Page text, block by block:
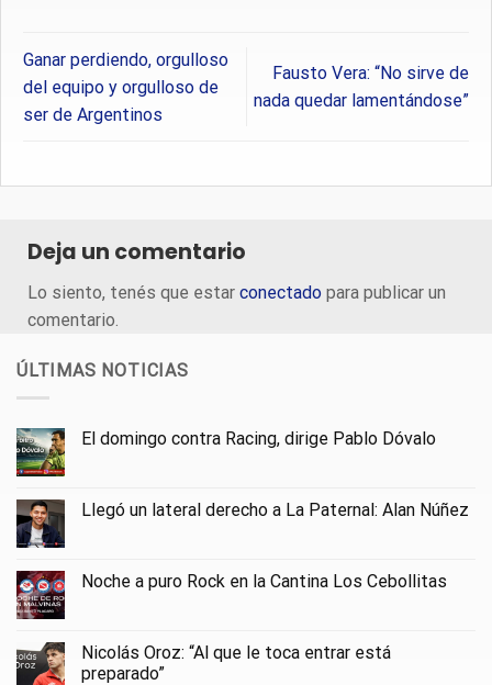
Ganar perdiendo, orgulloso
del equipo y orgulloso de
ser de Argentinos
Fausto Vera: “No sirve de
nada quedar lamentándose”
Deja un comentario
Lo siento, tenés que estar conectado para publicar un
comentario.
ÚLTIMAS NOTICIAS
El domingo contra Racing, dirige Pablo Dóvalo
Llegó un lateral derecho a La Paternal: Alan Núñez
Noche a puro Rock en la Cantina Los Cebollitas
Nicolás Oroz: “Al que le toca entrar está
preparado”